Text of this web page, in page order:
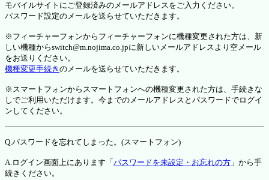
モバイルサイトにご登録済みのメールアドレスをご入力ください。
パスワード設定のメールを送らせていただきます。
※フィーチャーフォンからフィーチャーフォンに機種変更された方は、新
しい機種からswitch@m.nojima.co.jpに新しいメールアドレスより空メール
をお送りください。
機種変更手続き のメールを送らせていただきます。
※スマートフォンからスマートフォンへの機種変更された方は、手続きな
しでご利用いただけます。今までのメールアドレスとパスワードでログイ
ンしてください。
Q.パスワードを忘れてしまった。(スマートフォン)
A.ログイン画面上にあります「 パスワードを未設定・お忘れの方 」から手
続きください。